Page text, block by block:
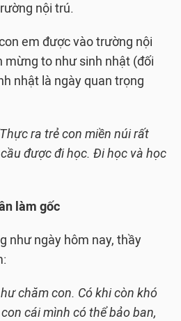
nội trú.
em được vào trường nội
mừng to như sinh nhật (đối
nhật là ngày quan trọng
ra trẻ con miền núi rất
được đi học. Đi học và học
làm gốc
như ngày hôm nay, thầy
chăm con. Có khi còn khó
cái mình có thể bảo ban,